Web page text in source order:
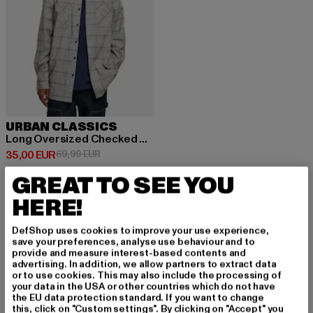
URBAN CLASSICS
Long Oversized Checked Greyish
35,00 EUR
Ajankohtainen hinta: 35,00 EUR
69,99 EURKampanjahinta: 69,99 EUR
REKISTERÖIDY PYS
YÄKSESI INSPIROIT
GREAT TO SEE YOU
HERE!
DefShop uses cookies to improve your use experience,
save your preferences, analyse use behaviour and to
provide and measure interest-based contents and
advertising. In addition, we allow partners to extract data
or to use cookies. This may also include the processing of
your data in the USA or other countries which do not have
the EU data protection standard. If you want to change
this, click on "Custom settings". By clicking on "Accept" you